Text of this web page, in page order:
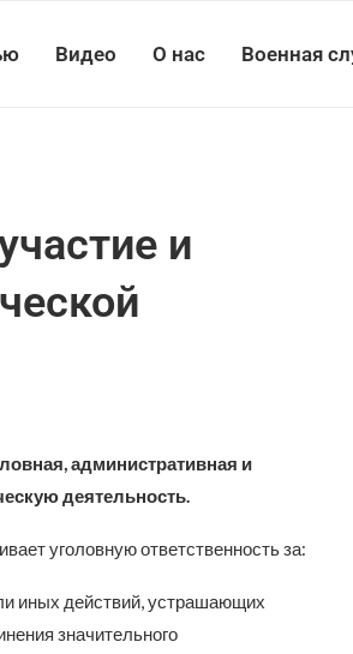
Видео О нас Военная
и
административная и
деятельность.
уголовную ответственность за:
иных действий, устрашающих
значительного